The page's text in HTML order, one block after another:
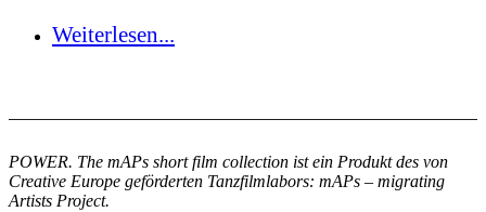
Weiterlesen...
POWER. The mAPs short film collection ist ein Produkt des von
Creative Europe geförderten Tanzfilmlabors: mAPs – migrating
Artists Project.